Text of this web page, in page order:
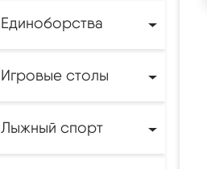
Единоборства
Игровые столы
Лыжный спорт